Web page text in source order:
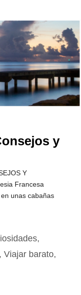
y
Y
Francesa
unas cabañas
,
, Viajar barato,